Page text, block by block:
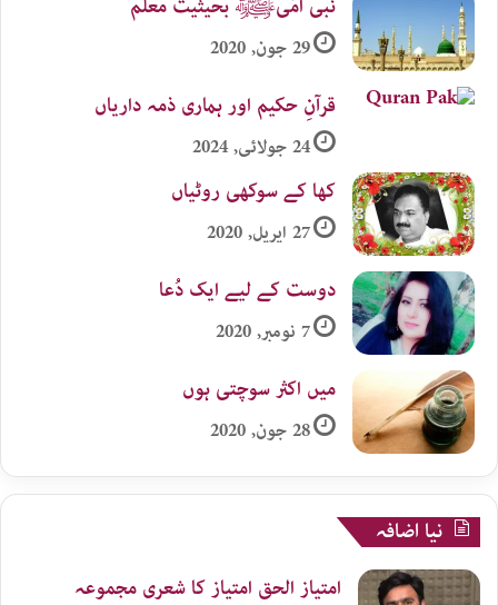
نبی اُمّیﷺ بحیثیت معلم
29 جون, 2020
قرآنِ حکیم اور ہماری ذمہ داریاں
24 جولائی, 2024
کھا کے سوکھی روٹیاں
27 اپریل, 2020
دوست کے لیے ایک دُعا
7 نومبر, 2020
میں اکثر سوچتی ہوں
28 جون, 2020
نیا اضافہ
امتیاز الحق امتیاز کا شعری مجموعہ